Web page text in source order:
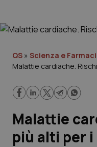
Cronache
Lavoro e
QS » Scienza e Farmaci
Malattie cardiache.
Malattie
più alti per